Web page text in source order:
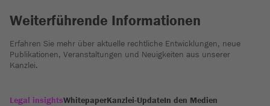
Weiterführende Informationen
Erfahren Sie mehr über aktuelle rechtliche Entwicklungen, neue
Publikationen, Veranstaltungen und Neuigkeiten aus unserer
Kanzlei.
Legal insightsWhitepaperKanzlei-UpdateIn den Medien